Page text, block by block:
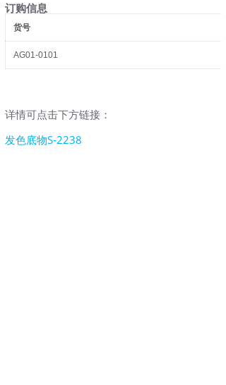
订购信息
货号
AG01-0101
详情可点击下方链接：
发色底物S-2238